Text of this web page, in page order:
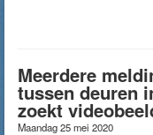
Meerdere
tussen deuren
zoekt
Maandag 25 mei 2020